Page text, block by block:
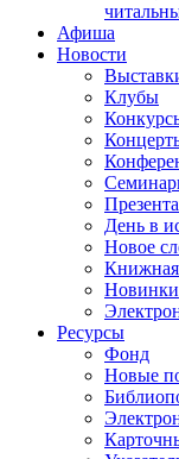
Афиша
Новости
Клубы
День в
Новое
Книжная
Новинки
Ресурсы
Фонд
Новые